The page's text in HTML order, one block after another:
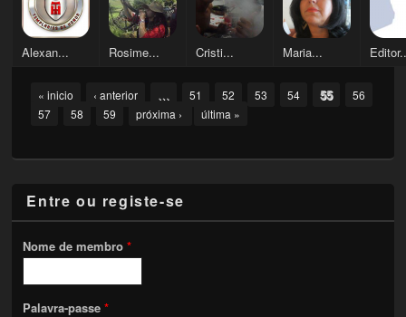
Alexan... Rosime... Cristi... Maria...
Pages« inicio ‹ anterior … 51 52 53 54 55
56
57
58 59 próxima › última »
Entre ou registe-se
Nome de membro*
Palavra-passe*